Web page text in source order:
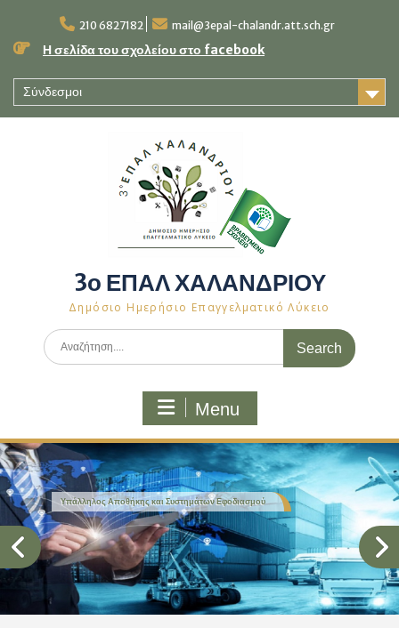
content
210 6827182 mail@3epal-chalandr.att.sch.gr
Η σελίδα του σχολείου στο facebook
Σύνδεσμοι
3ο ΕΠΑΛ ΧΑΛΑΝΔΡΙΟΥ
Δημόσιο Ημερήσιο Επαγγελματικό Λύκειο
Search
for:
Menu
Υπάλληλος Αποθήκης και Συστημάτων Εφοδιασμού